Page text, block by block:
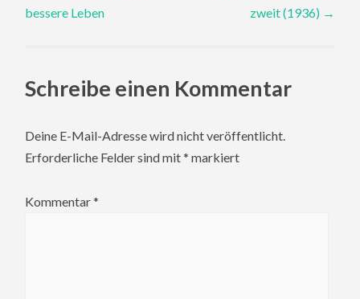
bessere Leben
zweit (1936) →
Schreibe einen Kommentar
Deine E-Mail-Adresse wird nicht veröffentlicht.
Erforderliche Felder sind mit* markiert
Kommentar*